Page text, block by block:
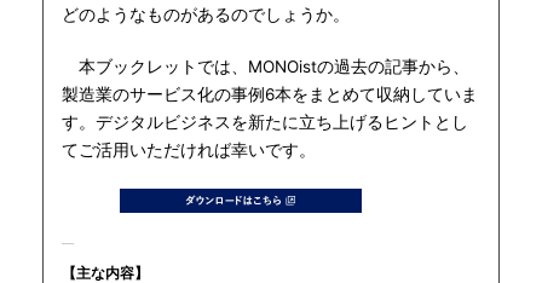
どのようなものがあるのでしょうか。
本ブックレットでは、MONOistの過去の記事から、
製造業のサービス化の事例6本をまとめて収納していま
す。デジタルビジネスを新たに立ち上げるヒントとし
てご活用いただければ幸いです。
【主な内容】